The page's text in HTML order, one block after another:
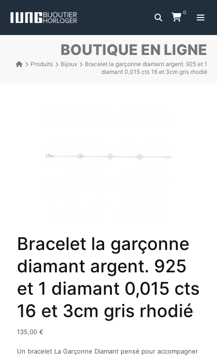
0
BOUTIQUE EN LIGNE
Produits Bijoux
Bracelet la garçonne diamant argent. 925 et 1
diamant 0,015 cts 16 et 3cm gris rhodié
Bracelet la garçonne
diamant argent. 925
et 1 diamant 0,015 cts
16 et 3cm gris rhodié
135,00 €
Un bracelet La Garçonne Diamant pensé pour accompagner